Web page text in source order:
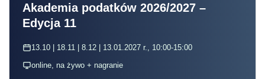
Akademia podatków 2026/2027 –
Edycja 11
13.10 | 18.11 | 8.12 | 13.01.2027 r., 10:00-15:00
online, na żywo + nagranie